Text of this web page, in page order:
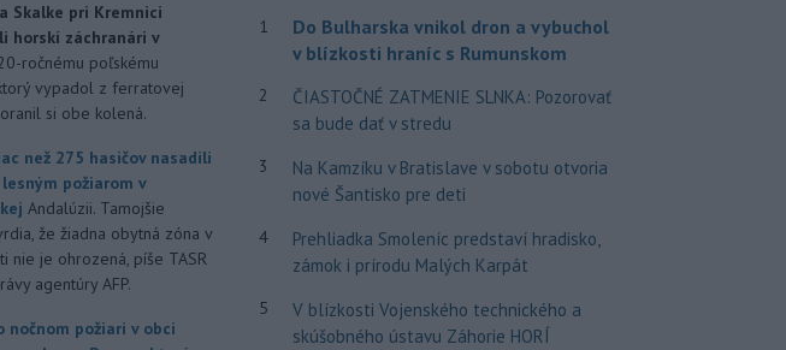
Skalke pri Kremnici
horskí záchranári v
ročnému poľskému
vypadol z ferratovej
si obe kolená.
než 275 hasičov nasadili
požiarom v
Andalúzii. Tamojšie
že žiadna obytná zóna v
nie je ohrozená, píše TASR
agentúry AFP.
nočnom požiari v obci
1
Do Bulharska vnikol dron a vybuchol
v blízkosti hraníc s Rumunskom
2
ČIASTOČNÉ ZATMENIE SLNKA: Pozorovať
sa bude dať v stredu
3
Na Kamzíku v Bratislave v sobotu otvoria
nové Šantisko pre deti
4
Prehliadka Smoleníc predstaví hradisko,
zámok i prírodu Malých Karpát
5
V blízkosti Vojenského technického a
skúšobného ústavu Záhorie HORÍ